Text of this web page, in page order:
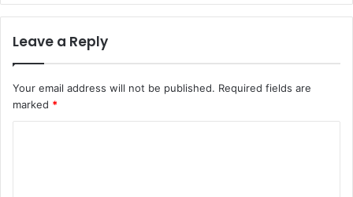
Leave a Reply
Your email address will not be published. Required fields are
marked *